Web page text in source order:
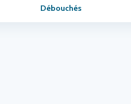
Débouchés